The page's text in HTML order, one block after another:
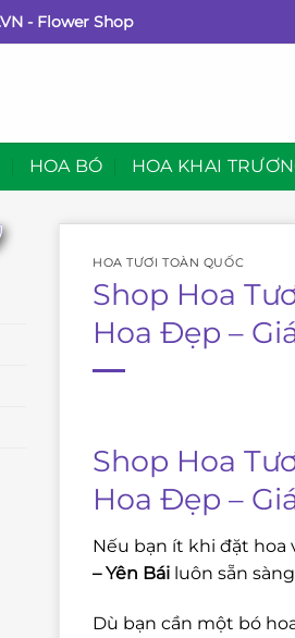
- Flower Shop
HOA BÓ HOA KHAI
HOA TƯƠI TOÀN QUỐC
Shop Hoa
Hoa Đẹp –
Shop Hoa
Hoa Đẹp –
Nếu bạn ít khi đặt hoa
– Yên Bái luôn sẵn
Dù bạn cần một bó